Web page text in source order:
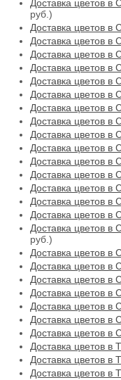
Доставка цветов в
руб.)
Доставка цветов в
Доставка цветов в
Доставка цветов в
Доставка цветов в
Доставка цветов в
Доставка цветов в
Доставка цветов в
Доставка цветов в
Доставка цветов в
Доставка цветов в
Доставка цветов в
Доставка цветов в
Доставка цветов в
Доставка цветов
Доставка цветов в
Доставка цветов в
руб.)
Доставка цветов в
Доставка цветов в
Доставка цветов в
Доставка цветов в
Доставка цветов в
Доставка цветов в
Доставка цветов в
Доставка цветов в
Доставка цветов в
Доставка цветов в